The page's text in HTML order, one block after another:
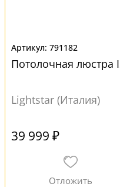
791182
Потолочная люстра
Lightstar (Италия)
39 999 ₽